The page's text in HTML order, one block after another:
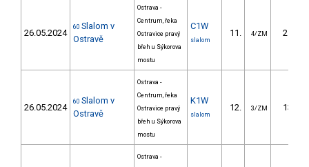
26.05.2024
60 Slalom v
Ostravě
Ostrava -
Centrum, řeka
Ostravice pravý
břeh u Sýkorova
mostu
C1W
slalom
11. 4/ZM 25.50
26.05.2024
60 Slalom v
Ostravě
Ostrava -
Centrum, řeka
Ostravice pravý
břeh u Sýkorova
mostu
K1W
slalom
12. 3/ZM 13.30
Ostrava -